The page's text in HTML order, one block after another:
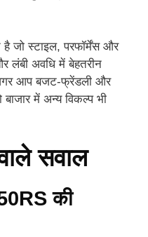
जो स्टाइल, परफॉर्मेंस और
लंबी अवधि में बेहतरीन
आप बजट-फ्रेंडली और
में अन्य विकल्प भी
सवाल
की